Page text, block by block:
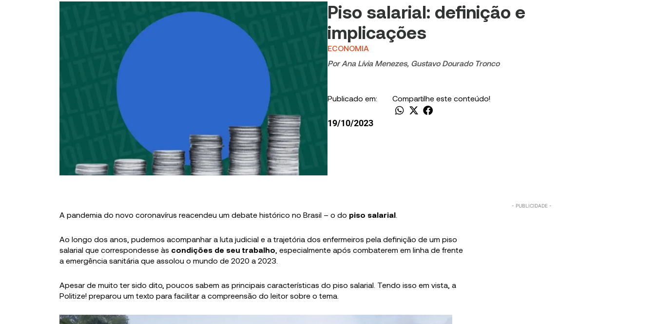
Piso salarial: definição e
implicações
ECONOMIA
Por Ana Lívia Menezes, Gustavo Dourado Tronco
Publicado em:
19/10/2023
Compartilhe este conteúdo!
A pandemia do novo coronavírus reacendeu um debate histórico no Brasil – o do piso salarial
Ao longo dos anos, pudemos acompanhar a luta judicial e a trajetória dos enfermeiros pela definição de um piso
salarial que correspondesse às condições de seu trabalho , especialmente após combaterem em linha de frente
a emergência sanitária que assolou o mundo de 2020 a 2023.
Apesar de muito ter sido dito, poucos sabem as principais características do piso salarial. Tendo isso em vista, a
Politize! preparou um texto para facilitar a compreensão do leitor sobre o tema.